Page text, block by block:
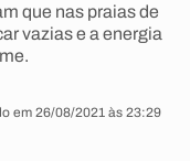
que nas praias de
vazias e a energia
em 26/08/2021 às 23:29